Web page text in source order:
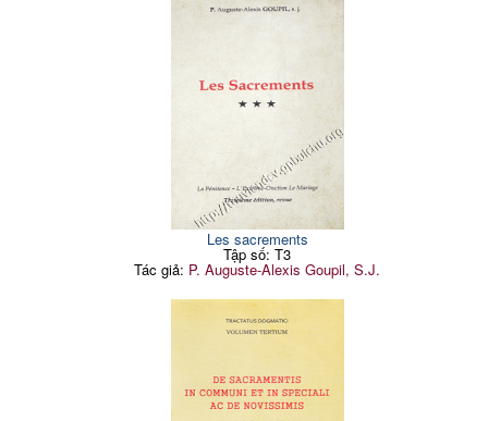
Les sacrements
Tập số: T3
Tác giả: P. Auguste-Alexis Goupil, S.J.